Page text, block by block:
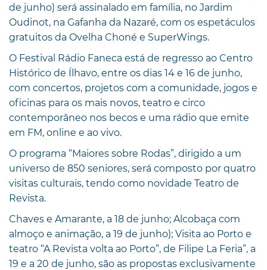
de junho) será assinalado em família, no Jardim
Oudinot, na Gafanha da Nazaré, com os espetáculos
gratuitos da Ovelha Choné e SuperWings.
O Festival Rádio Faneca está de regresso ao Centro
Histórico de Ílhavo, entre os dias 14 e 16 de junho,
com concertos, projetos com a comunidade, jogos e
oficinas para os mais novos, teatro e circo
contemporâneo nos becos e uma rádio que emite
em FM, online e ao vivo.
O programa “Maiores sobre Rodas”, dirigido a um
universo de 850 seniores, será composto por quatro
visitas culturais, tendo como novidade Teatro de
Revista.
Chaves e Amarante, a 18 de junho; Alcobaça com
almoço e animação, a 19 de junho); Visita ao Porto e
teatro “A Revista volta ao Porto”, de Filipe La Feria”, a
19 e a 20 de junho, são as propostas exclusivamente